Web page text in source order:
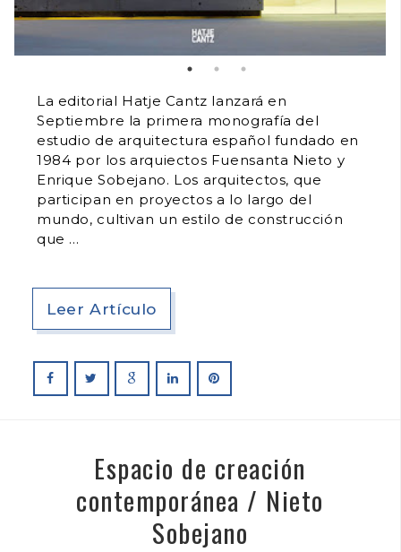
La editorial Hatje Cantz lanzará en
Septiembre la primera monografía del
estudio de arquitectura español fundado en
1984 por los arquiectos Fuensanta Nieto y
Enrique Sobejano. Los arquitectos, que
participan en proyectos a lo largo del
mundo, cultivan un estilo de construcción
que
Leer Artículo
Espacio de creación
contemporánea / Nieto
Sobejano